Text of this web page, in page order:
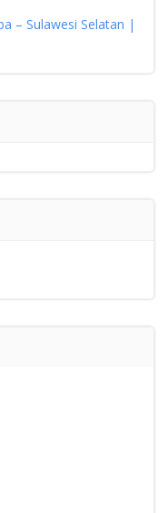
– Sulawesi Selatan |